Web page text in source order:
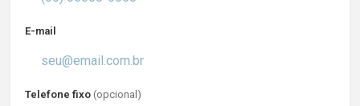
E-mail
Telefone fixo (opcional)